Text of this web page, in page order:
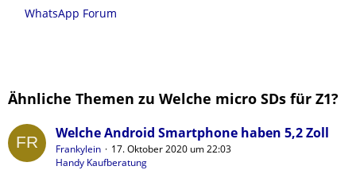
WhatsApp Forum
Ähnliche Themen zu Welche micro SDs für Z1?
Welche Android Smartphone haben 5,2 Zoll
Frankylein
17. Oktober 2020 um 22:03
Handy Kaufberatung